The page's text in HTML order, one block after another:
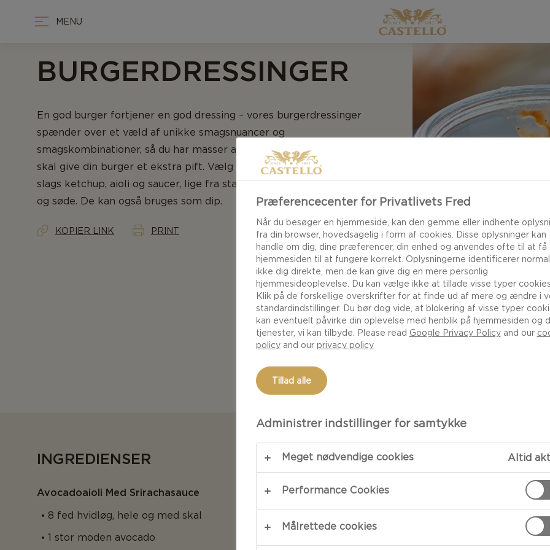
MENU
BURGERDRESSINGER
En god burger fortjener en god dressing – vores burgerdressinger
spænder over et væld af unikke smagsnuancer og
smagskombinationer, så du har masser af valgmuligheder, når du
skal give din burger et ekstra pift. Vælg mellem flere forskellige
slags ketchup, aioli og saucer, lige fra stærke og krydrede til milde
og søde. De kan også bruges som dip.
KOPIER LINK PRINT
INGREDIENSER
Avocadoaioli Med Srirachasauce
8 fed hvidløg, hele og med skal
1 stor moden avocado
Avocadoaioli
Avocadoaioli Med
Præferencecenter for Privatlivets Fred
Når du besøger en hjemmeside, kan den gemme eller indhente
fra din browser, hovedsagelig i form af cookies. Disse oplysninger kan
handle om dig, dine præferencer, din enhed og anvendes ofte til at få
hjemmesiden til at fungere korrekt. Oplysningerne identificerer
ikke dig direkte, men de kan give dig en mere personlig
hjemmesideoplevelse. Du kan vælge ikke at tillade visse typer cookies.
Klik på de forskellige overskrifter for at finde ud af mere og ændre i
standardindstillinger. Du bør dog vide, at blokering af visse typer
kan eventuelt påvirke din oplevelse med henblik på hjemmesiden og
tjenester, vi kan tilbyde. Please read Google Privacy Policyand our
policyand our privacy policy
Tillad alle
Administrer indstillinger for samtykke
Meget nødvendige cookies Altid
Performance Cookies
Målrettede cookies